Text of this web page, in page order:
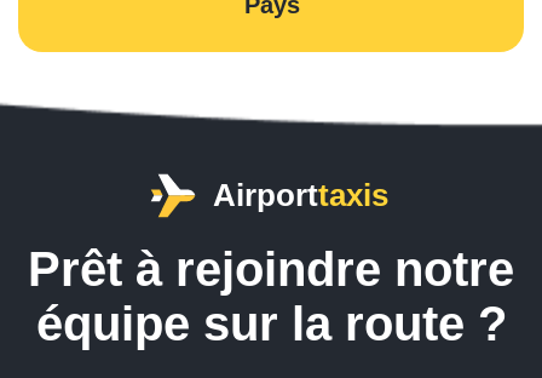
Pays
Airporttaxis
Prêt à rejoindre notre
équipe sur la route ?